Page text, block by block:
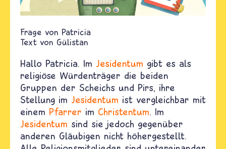
Patricia
Text von Gülistan
Hallo Patricia. Im Jesidentum gibt es als
religiöse Würdenträger die beiden
Gruppen der Scheichs und Pirs, ihre
Stellung im Jesidentum ist vergleichbar mit
einem Pfarrer im Christentum. Im
Jesidentum sind sie jedoch gegenüber
anderen Gläubigen nicht höhergestellt.